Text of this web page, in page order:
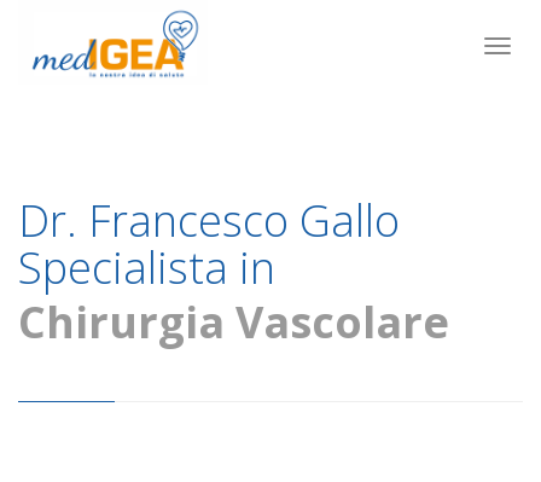
Dr. Francesco Gallo
Specialista in
Chirurgia Vascolare